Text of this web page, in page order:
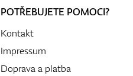
POTŘEBUJETE POMOCI?
Kontakt
Impressum
Doprava a platba